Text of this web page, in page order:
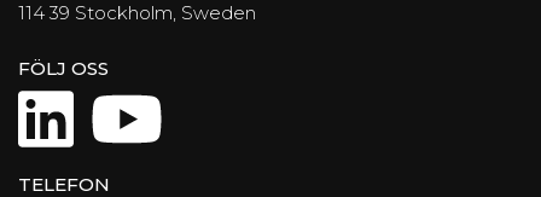
114 39 Stockholm, Sweden
FÖLJ OSS
LinkedIn
YouTube
TELEFON